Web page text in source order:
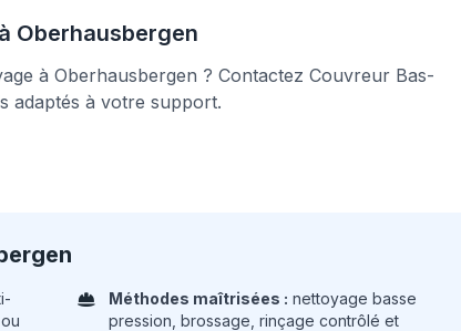
Oberhausbergen
à Oberhausbergen ? Contactez Couvreur Bas-
adaptés à votre support.
Méthodes maîtrisées : nettoyage basse
pression, brossage, rinçage contrôlé et